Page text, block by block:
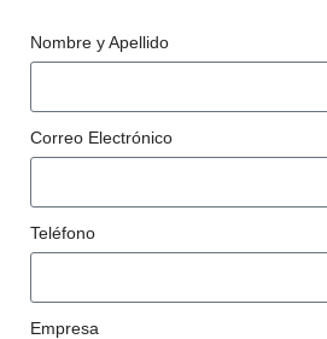
Nombre y Apellido
Correo Electrónico
Teléfono
Empresa